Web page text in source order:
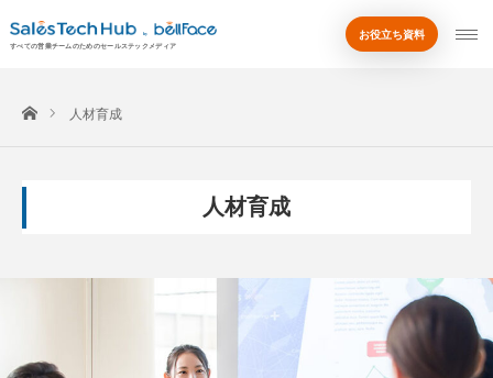
by
すべての営業チームのためのセールステックメディア
お役立ち資料
ホーム人材育成
人材育成